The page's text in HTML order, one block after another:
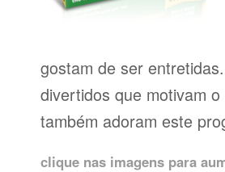
gostam de ser
divertidos que motivam
também adoram este
clique nas imagens para